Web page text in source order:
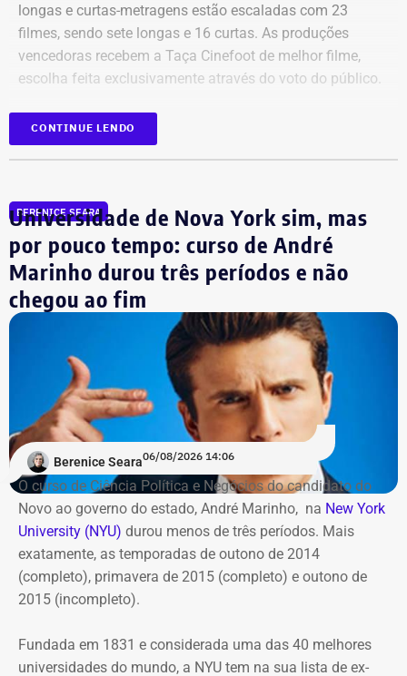
Bens declarados por Carla Machado em 2022 — Foto:
longas e curtas-metragens estão escaladas com 23
filmes, sendo sete longas e 16 curtas. As produções
vencedoras recebem a Taça Cinefoot de melhor filme,
escolha feita exclusivamente através do voto do público.
Os países participantes são Brasil, Argentina, México,
Itália, Colômbia, Reino Unido, Irã, Espanha, Alemanha,
mundial de futebol da atualidade. Totalizando dez
Além da Estação Claro Rio, o Cinefoot terá exibições no
Centro Cultural da Justiça Federal, no Centro do Rio; no
Ponto Cine, em Guadalupe; e na Biblioteca Parque
Manguinhos; em Benfica.
CONTINUE LENDO
BERENICE SEARA
Universidade de Nova York sim, mas
por pouco tempo: curso de André
Marinho durou três períodos e não
chegou ao fim
Berenice Seara06/08/2026 14:06
O curso de Ciência Política e Negócios do candidato do
Novo ao governo do estado, André Marinho, na New York
University (NYU) durou menos de três períodos. Mais
exatamente, as temporadas de outono de 2014
(completo), primavera de 2015 (completo) e outono de
2015 (incompleto).
Fundada em 1831 e considerada uma das 40 melhores
universidades do mundo, a NYU tem na sua lista de ex-